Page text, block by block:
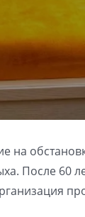
на
После 60